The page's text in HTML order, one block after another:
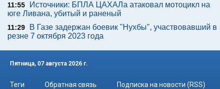
11:55
Источники: БПЛА ЦАХАЛа атаковал мотоцикл на
юге Ливана, убитый и раненый
11:29
В Газе задержан боевик "Нухбы", участвовавший в
резне 7 октября 2023 года
Пятница, 07 августа 2026 г.
Теги Обратная связь
Подписка на новости (RSS)